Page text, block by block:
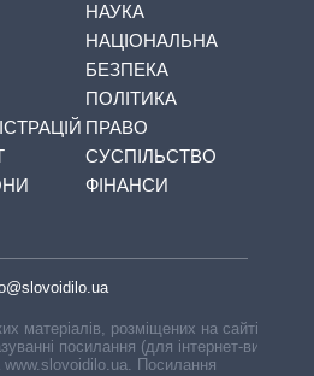
НАУКА
НАЦІОНАЛЬНА
БЕЗПЕКА
ПОЛІТИКА
ПРАВО
СУСПІЛЬСТВО
ФІНАНСИ
матеріалів, розміщених на сайті,
посилання (для інтернет-видань
Посилання